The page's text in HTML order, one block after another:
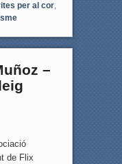
per al cor,
–
de Flix